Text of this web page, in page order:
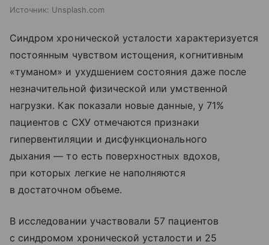
Источник: Unsplash.com
Синдром хронической усталости характеризуется
постоянным чувством истощения, когнитивным
«туманом» и ухудшением состояния даже после
незначительной физической или умственной
нагрузки. Как показали новые данные, у 71%
пациентов с СХУ отмечаются признаки
гипервентиляции и дисфункционального
дыхания — то есть поверхностных вдохов,
при которых легкие не наполняются
в достаточном объеме.
В исследовании участвовали 57 пациентов
с синдромом хронической усталости и 25